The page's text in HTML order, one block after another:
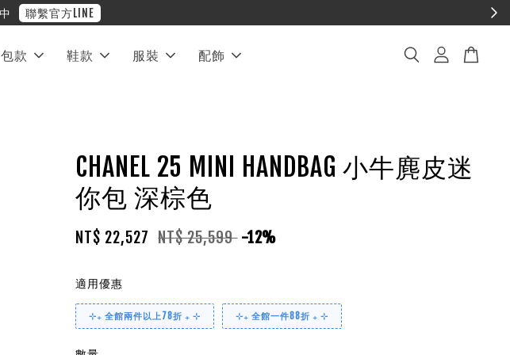
❤︎ 全館滿兩萬享免運
包款 鞋款 服裝 配飾
CHANEL 25 MINI HANDBAG 小牛麂皮迷
你包 深棕色
NT$ 22,527 NT$ 25,599 -12%
適用優惠
⊹₊ 全館兩件以上78折 ₊ ⊹ ⊹₊ 全館一件88折 ₊ ⊹